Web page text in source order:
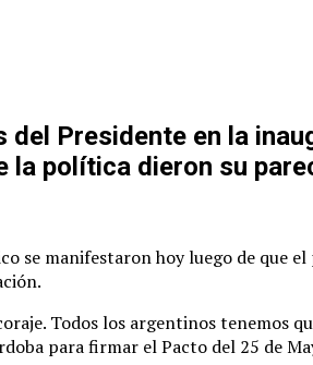
del Presidente en la
la política dieron su
se manifestaron hoy luego de que
Todos los argentinos tenemos
para firmar el Pacto del 25 de